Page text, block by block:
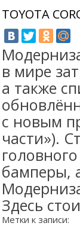
TOYOTA
в мире
а также
с новым
части»).
бамперы,
Здесь
Метки к записи: